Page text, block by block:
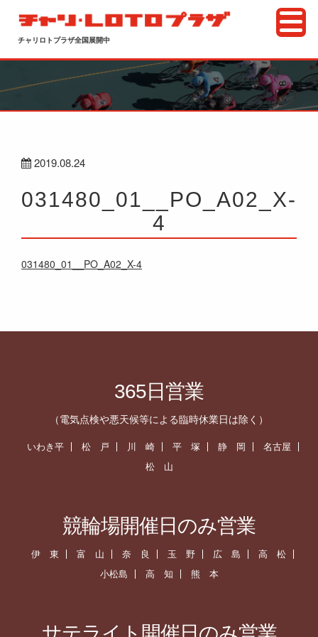
チャリロトプラザ全国展開中
2019.08.24
031480_01__PO_A02_X-
4
031480_01__PO_A02_X-4
365日営業
（電気点検や悪天候等による臨時休業日は除く）
いわき平 松 戸 川 崎 平 塚 静 岡
名古屋
松 山
競輪場開催日のみ営業
伊 東 富 山 奈 良 玉 野 広 島
高 松
小松島
高 知 熊 本